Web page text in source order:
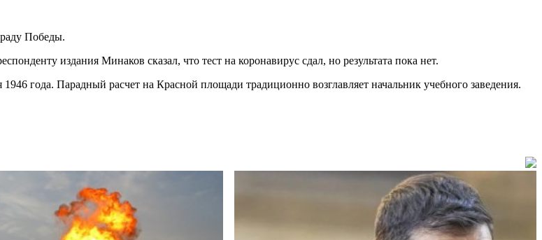
Победы.
издания Минаков сказал, что тест на коронавирус сдал, но результата пока нет.
года. Парадный расчет на Красной площади традиционно возглавляет начальник учебного заведения.